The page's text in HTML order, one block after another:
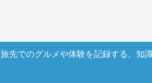
旅先でのグルメや体験を記録する、知